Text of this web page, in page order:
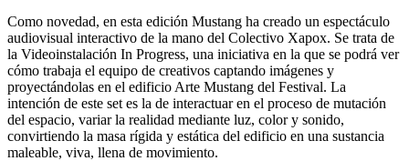
Como novedad, en esta edición Mustang ha creado un espectáculo
audiovisual interactivo de la mano del Colectivo Xapox. Se trata de
la Videoinstalación In Progress, una iniciativa en la que se podrá ver
cómo trabaja el equipo de creativos captando imágenes y
proyectándolas en el edificio Arte Mustang del Festival. La
intención de este set es la de interactuar en el proceso de mutación
del espacio, variar la realidad mediante luz, color y sonido,
convirtiendo la masa rígida y estática del edificio en una sustancia
maleable, viva, llena de movimiento.